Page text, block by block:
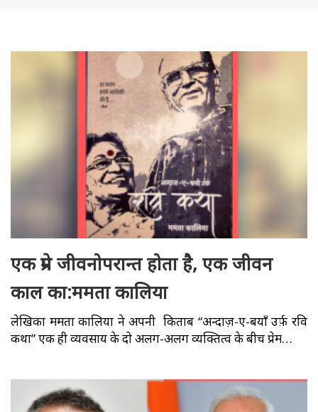
एक प्रेम जीवनोपरान्त होता है, एक जीवन
काल का:ममता कालिया
लेखिका ममता कालिया ने अपनी किताब “अन्दाज़-ए-बयाँ उर्फ़ रवि
कथा” एक ही व्यवसाय के दो अलग-अलग व्यक्तित्व के बीच प्रेम…